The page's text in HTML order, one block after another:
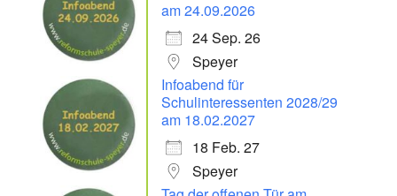
am 24.09.2026
24 Sep. 26
Speyer
Infoabend für
Schulinteressenten 2028/29
am 18.02.2027
18 Feb. 27
Speyer